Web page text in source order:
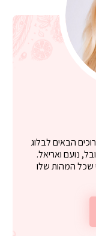
הבאים לבלוג
יובל, נועם ואריאל.
שכל המהות שלו